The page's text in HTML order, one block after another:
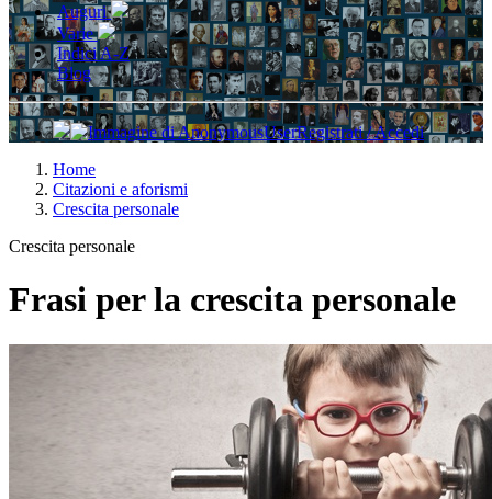
Auguri
Varie
Indici A-Z
Blog
Registrati / Accedi
Home
Citazioni e aforismi
Crescita personale
Crescita personale
Frasi per la crescita personale